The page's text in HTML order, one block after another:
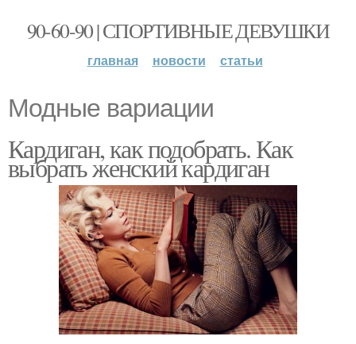
90-60-90 | СПОРТИВНЫЕ ДЕВУШКИ
главная новости статьи
Модные вариации
Кардиган, как подобрать. Как
выбрать женский кардиган